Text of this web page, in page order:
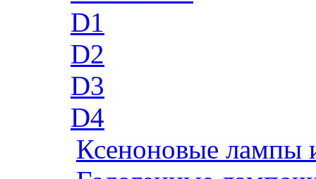
D1
D2
D3
D4
Ксеноновые лампы